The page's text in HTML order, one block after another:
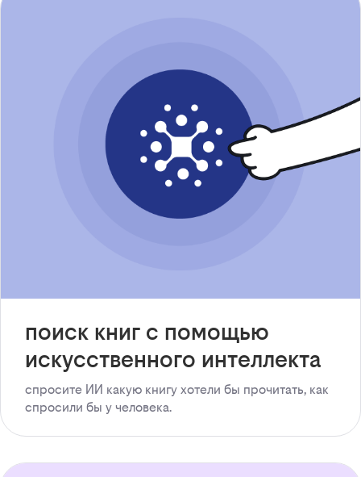
поиск книг с помощью
искусственного интеллекта
спросите ИИ какую книгу хотели бы прочитать, как
спросили бы у человека.